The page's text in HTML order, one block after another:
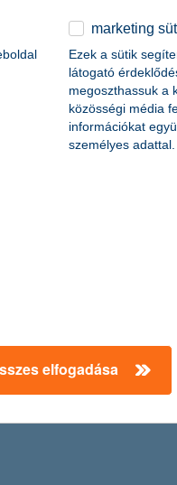
marketing
Ezek a sütik
látogató
megoszthassuk a
közösségi média
információkat
személyes adattal.
elfogadása